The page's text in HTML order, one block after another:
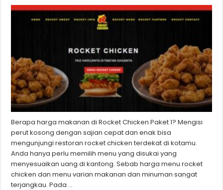
Berapa harga makanan di Rocket Chicken Paket 1? Mengisi
perut kosong dengan sajian cepat dan enak bisa
mengunjungi restoran rocket chicken terdekat di kotamu.
Anda hanya perlu memilih menu yang disukai yang
menyesuaikan uang di kantong. Sebab harga menu rocket
chicken dan menu varian makanan dan minuman sangat
terjangkau. Pada …